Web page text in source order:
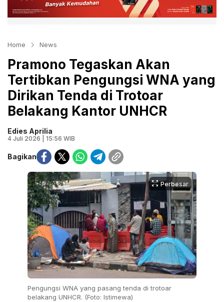
Home News
Pramono Tegaskan Akan
Tertibkan Pengungsi WNA yang
Dirikan Tenda di Trotoar
Belakang Kantor UNHCR
Edies Aprilia
4 Juli 2026 | 15:56 WIB
Bagikan
Perbesar
Pengungsi WNA yang pasang tenda di trotoar
belakang UNHCR. (Foto: Istimewa)